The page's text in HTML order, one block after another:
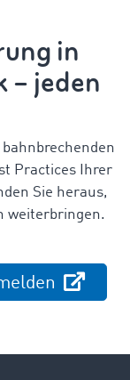
in
– jeden
Practices Ihrer
Sie heraus,
weiterbringen.